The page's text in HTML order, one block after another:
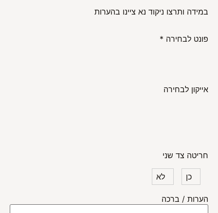
במידה ותרצו ניקוד נא ציינו בהערות
פונט לבחירה *
אייקון לבחירה
חריטה צד שני
כן לא
הערות / ברכה